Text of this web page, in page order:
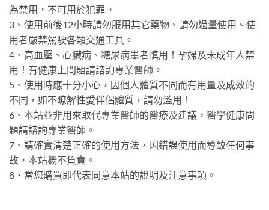
為禁用，不可用於犯罪。
3、使用前後12小時請勿服用其它藥物、請勿過量使用、使
用者嚴禁駕駛各類交通工具。
4、高血壓、心臟病、糖尿病患者慎用！孕婦及未成年人禁
用！有健康上問題請諮詢專業醫師。
5、使用時應十分小心，因個人體質不同而有用量及成效的
不同，如不瞭解性愛伴侶體質，請勿濫用！
6、本站並非用來取代專業醫師的醫療及建議，醫學健康問
題請諮詢專業醫師。
7、請確實清楚正確的使用方法，因錯誤使用而導致任何事
故，本站概不負責。
8、當您購買即代表同意本站的說明及注意事項。